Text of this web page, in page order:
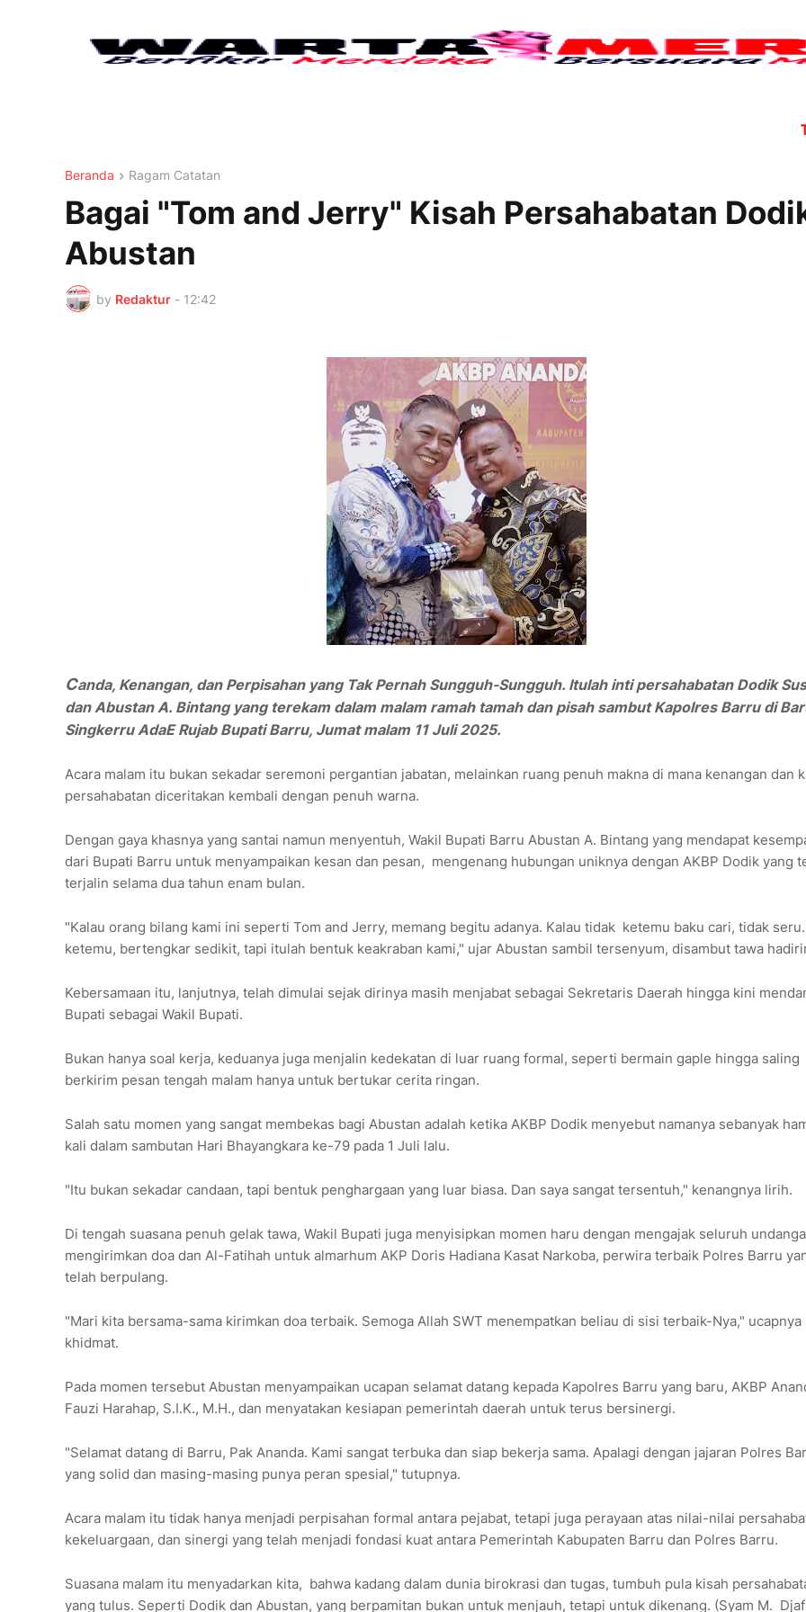
Beranda Ragam Catatan
Bagai "Tom and Jerry" Kisah Persahabatan
Abustan
by Redaktur - 12:42
Canda, Kenangan, dan Perpisahan yang Tak Pernah Sungguh-Sungguh. Itulah inti persahabatan Dodik
dan Abustan A. Bintang yang terekam dalam malam ramah tamah dan pisah sambut Kapolres Barru di
Singkerru AdaE Rujab Bupati Barru, Jumat malam 11 Juli 2025.
Acara malam itu bukan sekadar seremoni pergantian jabatan, melainkan ruang penuh makna di mana kenangan dan
persahabatan diceritakan kembali dengan penuh warna.
Dengan gaya khasnya yang santai namun menyentuh, Wakil Bupati Barru Abustan A. Bintang yang mendapat
dari Bupati Barru untuk menyampaikan kesan dan pesan, mengenang hubungan uniknya dengan AKBP Dodik yang
terjalin selama dua tahun enam bulan.
"Kalau orang bilang kami ini seperti Tom and Jerry, memang begitu adanya. Kalau tidak ketemu baku cari, tidak
ketemu, bertengkar sedikit, tapi itulah bentuk keakraban kami," ujar Abustan sambil tersenyum, disambut tawa
Kebersamaan itu, lanjutnya, telah dimulai sejak dirinya masih menjabat sebagai Sekretaris Daerah hingga kini
Bupati sebagai Wakil Bupati.
Bukan hanya soal kerja, keduanya juga menjalin kedekatan di luar ruang formal, seperti bermain gaple hingga saling
berkirim pesan tengah malam hanya untuk bertukar cerita ringan.
Salah satu momen yang sangat membekas bagi Abustan adalah ketika AKBP Dodik menyebut namanya sebanyak
kali dalam sambutan Hari Bhayangkara ke-79 pada 1 Juli lalu.
"Itu bukan sekadar candaan, tapi bentuk penghargaan yang luar biasa. Dan saya sangat tersentuh," kenangnya lirih.
Di tengah suasana penuh gelak tawa, Wakil Bupati juga menyisipkan momen haru dengan mengajak seluruh
mengirimkan doa dan Al-Fatihah untuk almarhum AKP Doris Hadiana Kasat Narkoba, perwira terbaik Polres Barru
telah berpulang.
"Mari kita bersama-sama kirimkan doa terbaik. Semoga Allah SWT menempatkan beliau di sisi terbaik-Nya," ucapnya
khidmat.
Pada momen tersebut Abustan menyampaikan ucapan selamat datang kepada Kapolres Barru yang baru, AKBP
Fauzi Harahap, S.I.K., M.H., dan menyatakan kesiapan pemerintah daerah untuk terus bersinergi.
"Selamat datang di Barru, Pak Ananda. Kami sangat terbuka dan siap bekerja sama. Apalagi dengan jajaran Polres
yang solid dan masing-masing punya peran spesial," tutupnya.
Acara malam itu tidak hanya menjadi perpisahan formal antara pejabat, tetapi juga perayaan atas nilai-nilai
kekeluargaan, dan sinergi yang telah menjadi fondasi kuat antara Pemerintah Kabupaten Barru dan Polres Barru.
Suasana malam itu menyadarkan kita, bahwa kadang dalam dunia birokrasi dan tugas, tumbuh pula kisah
yang tulus. Seperti Dodik dan Abustan, yang berpamitan bukan untuk menjauh, tetapi untuk dikenang. (Syam M.